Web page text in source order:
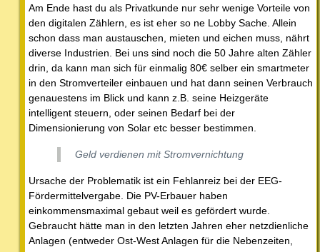
Am Ende hast du als Privatkunde nur sehr wenige Vorteile von
den digitalen Zählern, es ist eher so ne Lobby Sache. Allein
schon dass man austauschen, mieten und eichen muss, nährt
diverse Industrien. Bei uns sind noch die 50 Jahre alten Zähler
drin, da kann man sich für einmalig 80€ selber ein smartmeter
in den Stromverteiler einbauen und hat dann seinen Verbrauch
genauestens im Blick und kann z.B. seine Heizgeräte
intelligent steuern, oder seinen Bedarf bei der
Dimensionierung von Solar etc besser bestimmen.
Geld verdienen mit Stromvernichtung
Ursache der Problematik ist ein Fehlanreiz bei der EEG-
Fördermittelvergabe. Die PV-Erbauer haben
einkommensmaximal gebaut weil es gefördert wurde.
Gebraucht hätte man in den letzten Jahren eher netzdienliche
Anlagen (entweder Ost-West Anlagen für die Nebenzeiten,